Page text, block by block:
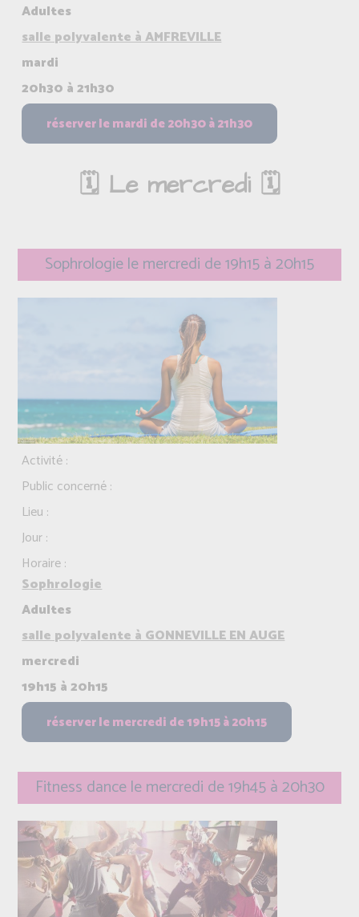
Adultes
salle polyvalente à AMFREVILLE
mardi
20h30 à 21h30
🗓️ Le mercredi 🗓️
Sophrologie le mercredi de 19h15 à 20h15
Activité :
Public concerné :
Lieu :
Jour :
Horaire :
Sophrologie
Adultes
salle polyvalente à GONNEVILLE EN AUGE
mercredi
19h15 à 20h15
Fitness dance le mercredi de 19h45 à 20h30